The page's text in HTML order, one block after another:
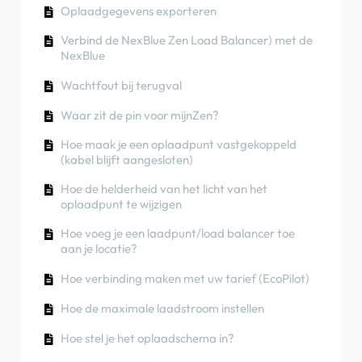
Faseverschuiving
de installatie?
RCD-testprocedure
onverwacht gedrag vertoont
Reststroombeveiliging
Faseverschuiving
Hoe u zonne-energie kunt gebruiken om uw auto
op te laden
Hoe u kunt controleren of een product
Hoe sluit u de NexBlue Zen slimme meter) aan
op wifi?
Integreer zonnepaneelterminal met Load
balancer
Hoe sluit je een laadpunt aan op 4G tijdens/na
de installatie?
Hoe u een product terugzet naar de
fabrieksinstellingen
Hoe locaties aanmaken en beheren
Hoe u kunt controleren of een product
onverwacht gedrag vertoont
Oplaadstatus
Faseverschuiving
Hoe eigendom overdragen aan eindklant
(Partner Portal)
Voorafgaande configuratie: voltooi de
installatieconfiguratie op afstand via het
portaal
Moet elke nieuwe installateur een
Oplaadgegevens exporteren
Verbind de NexBlue Zen Load Balancer) met de
NexBlue
Wachtfout bij terugval
Waar zit de pin voor mijnZen?
Hoe maak je een oplaadpunt vastgekoppeld
(kabel blijft aangesloten)
Hoe de helderheid van het licht van het
oplaadpunt te wijzigen
Hoe voeg je een laadpunt/load balancer toe
aan je locatie?
Hoe verbinding maken met uw tarief (EcoPilot)
Hoe de maximale laadstroom instellen
Hoe stel je het oplaadschema in?